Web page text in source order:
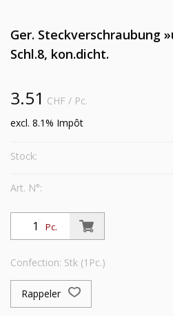
Ger. Steckverschraubung
Schl.8, kon.dicht.
3.51 CHF / Pc.
excl. 8.1% Impôt
Stock:
Art. N°:
Pc.
Confection: Stk (1Pc.)
Rappeler